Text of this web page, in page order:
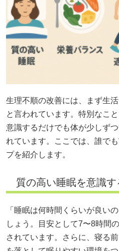
生理不順の改善には、まず生
と言われています。特別なこ
意識するだけでも体が少しず
れています。ここでは、誰で
プを紹介します。
質の高い睡眠を意識す
「睡眠は何時間くらいが良い
しょう。目安として7〜8時間
されています。さらに、寝る